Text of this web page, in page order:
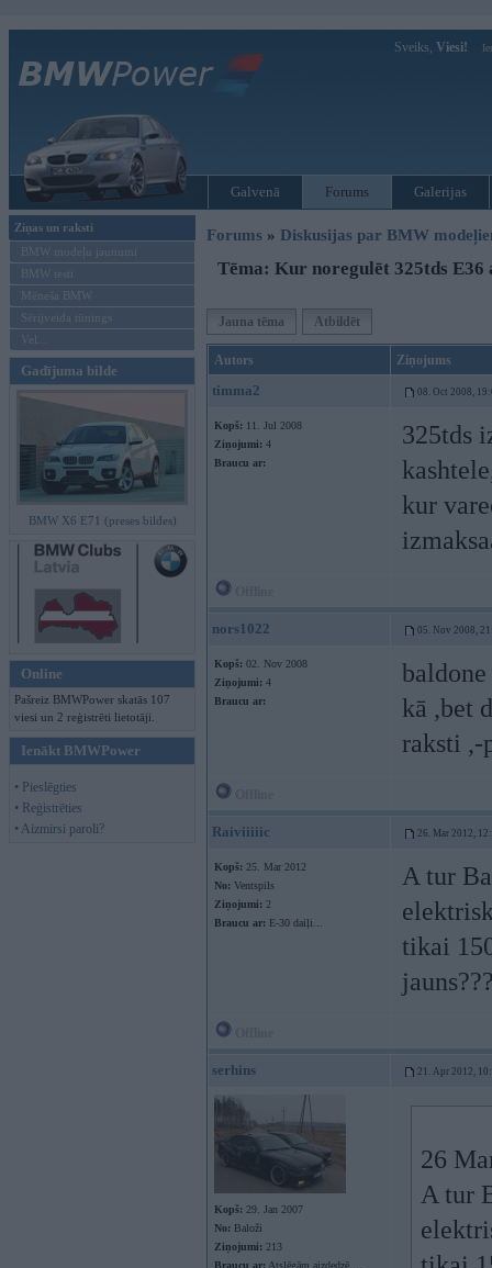
Sveiks, Viesi!
Galvenā Forums Galerijas
Ziņas un raksti
BMW modeļu jaunumi
BMW testi
Mēneša BMW
Sērijveida tūnings
Vel...
Gadījuma bilde
BMW X6 E71 (preses bildes)
Online
Pašreiz BMWPower skatās 107
viesi un 2 reģistrēti lietotāji.
Ienākt BMWPower
• Pieslēgties
• Reģistrēties
• Aizmirsi paroli?
Forums » Diskusijas par BMW
Tēma: Kur noregulēt 325tds E36
Jauna tēma Atbildēt
Autors Ziņojums
timma2 08. Oct 2008,
Kopš: 11. Jul 2008
Ziņojumi: 4
Braucu ar:
325tds
kur
nors1022 05. Nov 2008,
Kopš: 02. Nov 2008
Ziņojumi: 4
Braucu ar:
kā ,bet
raksti ,-
Raiviiiiic 26. Mar 2012,
Kopš: 25. Mar 2012
No: Ventspils
Ziņojumi: 2
Braucu ar: E-30 daiļi...
A tur
tikai
serhins 21. Apr 2012,
Kopš: 29. Jan 2007
No: Baloži
Ziņojumi: 213
Braucu ar: Atslēgām aizdedzē....
26
A tur